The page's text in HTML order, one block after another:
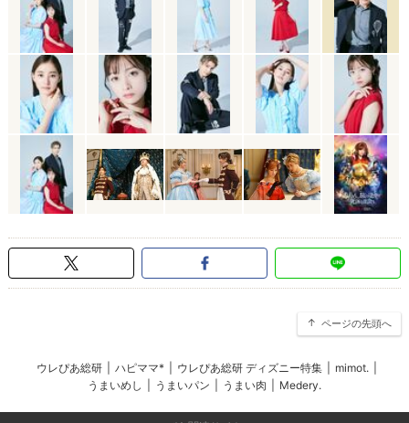
ページの先頭へ
ウレぴあ総研 ハピママ* ウレぴあ総研 ディズニー特集 mimot.
うまいめし
うまいパン うまい肉 Medery.